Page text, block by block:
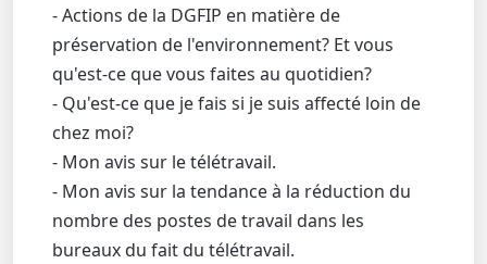
- Actions de la DGFIP en matière de
préservation de l'environnement? Et vous
qu'est-ce que vous faites au quotidien?
- Qu'est-ce que je fais si je suis affecté loin de
chez moi?
- Mon avis sur le télétravail.
- Mon avis sur la tendance à la réduction du
nombre des postes de travail dans les
bureaux du fait du télétravail.